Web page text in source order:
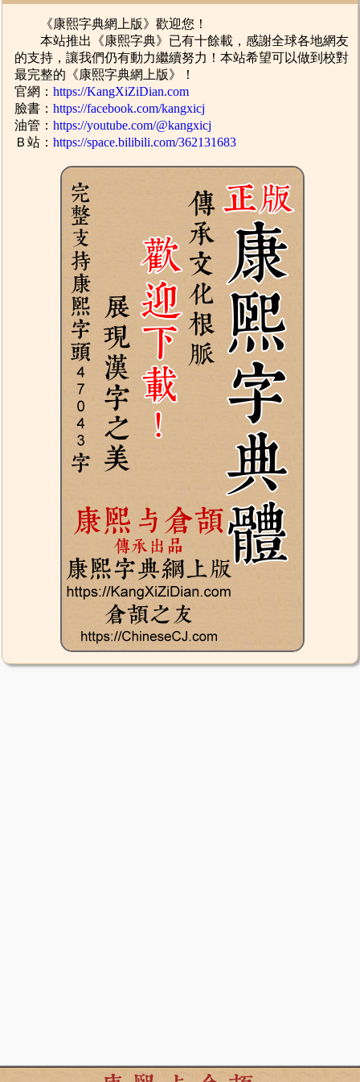
《康熙字典網上版》歡迎您！
本站推出《康熙字典》已有十餘載，感謝全球各地網友
的支持，讓我們仍有動力繼續努力！本站希望可以做到校對
最完整的《康熙字典網上版》！
官網：https://KangXiZiDian.com
臉書：https://facebook.com/kangxicj
油管：https://youtube.com/@kangxicj
Ｂ站：https://space.bilibili.com/362131683